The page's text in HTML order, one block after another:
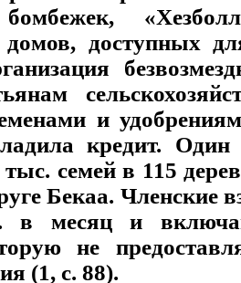
бомбежек,
домов, доступных
и
кредит. Один
семей в 115
Бекаа. Членские
в месяц и
не
(1, с. 88).